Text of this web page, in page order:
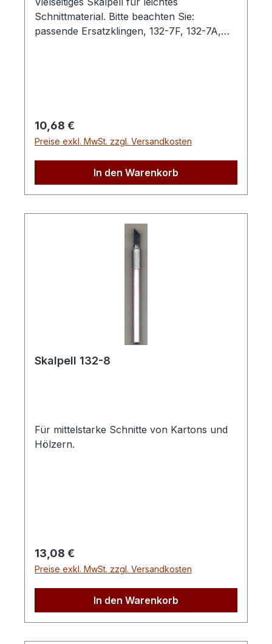
Schnittmaterial. Bitte beachten Sie:
passende Ersatzklingen, 132-7F, 132-7A,
Regulärer Preis:
10,68 €
Preise exkl. MwSt. zzgl. Versandkosten
In den Warenkorb
Skalpell 132-8
Für mittelstarke Schnitte von Kartons und
Hölzern.
Regulärer Preis:
13,08 €
Preise exkl. MwSt. zzgl. Versandkosten
In den Warenkorb